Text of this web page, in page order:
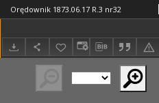
Orędownik 1873.06.17 R.3 nr32